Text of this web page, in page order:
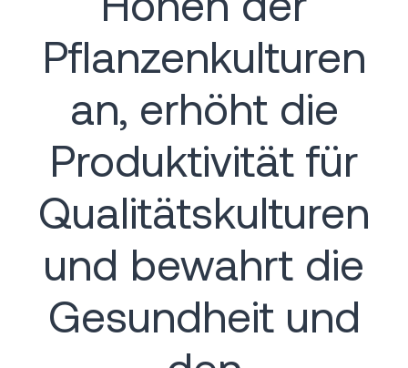
Pflanzenkulturen
an, erhöht die
Produktivität für
Qualitätskulturen
und bewahrt die
Gesundheit und